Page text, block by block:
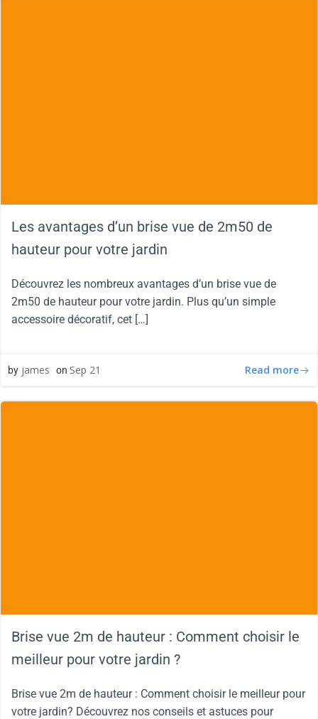
Les avantages d’un brise vue de 2m50 de
hauteur pour votre jardin
Découvrez les nombreux avantages d’un brise vue de
2m50 de hauteur pour votre jardin. Plus qu’un simple
accessoire décoratif, cet […]
by james on Sep 21 Read more
Brise vue 2m de hauteur : Comment choisir le
meilleur pour votre jardin ?
Brise vue 2m de hauteur : Comment choisir le meilleur pour
votre jardin? Découvrez nos conseils et astuces pour